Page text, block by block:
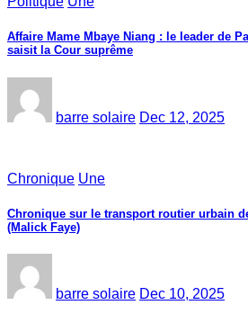
Affaire Mame Mbaye Niang : le leader de
saisit la Cour suprême
barre solaire Dec 12, 2025
Chronique Une
Chronique sur le transport routier urbain
(Malick Faye)
barre solaire Dec 10, 2025